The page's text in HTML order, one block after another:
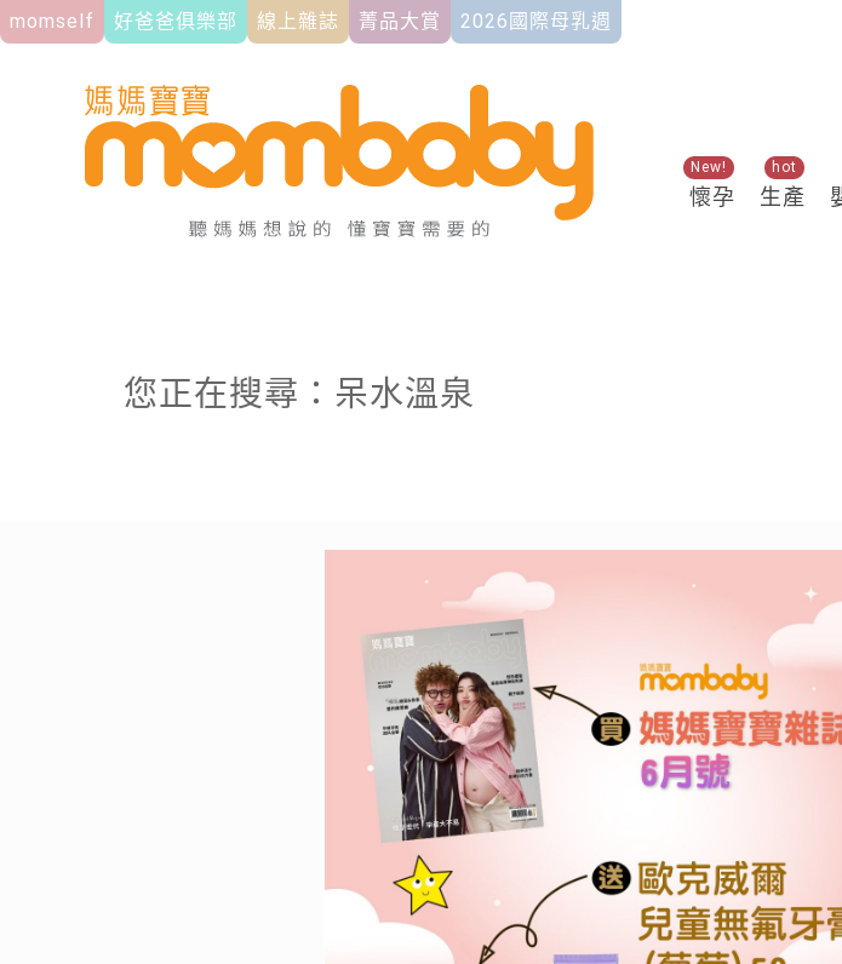
momself 好爸爸俱樂部 線上雜誌 菁品大賞 2026國際母乳週
懷孕
New!
生產
hot
關鍵
您正在搜尋：呆水溫泉